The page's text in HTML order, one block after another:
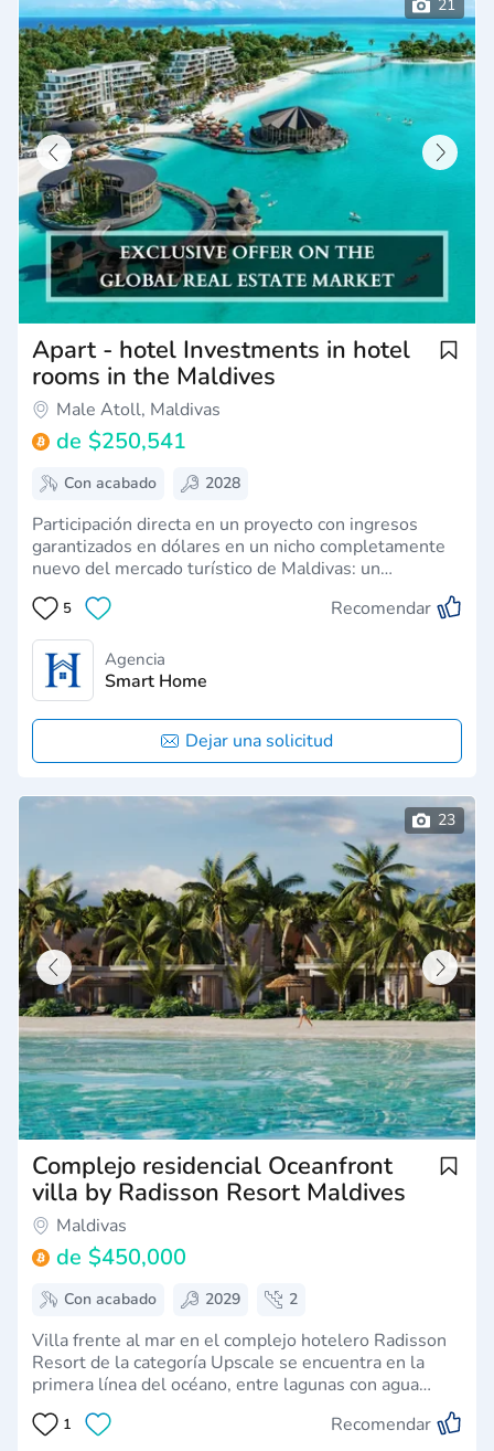
Apart - hotel Investments in hotel
rooms in the Maldives
Male Atoll, Maldivas
de $250,541
Con acabado 2028
Participación directa en un proyecto con ingresos
garantizados en dólares en un nicho completamente
nuevo del mercado turístico de Maldivas: un
segmento de precios de alto nivel con demanda
máxima y sin competencia.Condiciones de
inversión:Alquiler RoI hasta un 18%Ingresos de
gestión hoteler…
5 Recomendar
Agencia
Smart Home
Dejar una solicitud
Complejo residencial Oceanfront
villa by Radisson Resort Maldives
Maldivas
de $450,000
Con acabado 2029 2
Villa frente al mar en el complejo hotelero Radisson
Resort de la categoría Upscale se encuentra en la
primera línea del océano, entre lagunas con agua
cristalina.Cada unidad tiene una vista, con una vista
directa del océano y puestas de sol.25 minutos en
1 Recomendar